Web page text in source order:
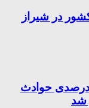
در شیراز
فرهنگ سازی منجر به کاهش ۳۸ درصدی حوادث
شد